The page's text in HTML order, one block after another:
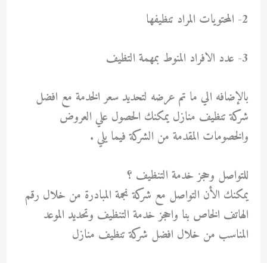
2- المحتويات المراد تنظيفها
3- عدد الافراد المنوط بمهمة التظيف
بالإضافه الي ما تم عرضه لتحديد سعر الخدمة مع افضل
شركة تنظيف منازل يمكنك الحصول علي العروض
والخصومات المقدمة من الشركة فيما يلي .
للتواصل وحجز خدمة التنظيف ؟
يمكنك الأن التواصل مع شركة نجمة المبادرة من خلال رقم
الهاتف الخاص بنا واحجز خدمة التنظيف وتحديد الموعد
المناسب من خلال افضل شركة تنظيف منازل